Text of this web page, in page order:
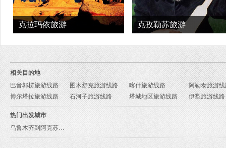
克拉玛依旅游 克孜勒苏旅游
相关目的地
巴音郭楞旅游线路
图木舒克旅游线路 喀什旅游线路
阿勒泰旅游
博尔塔拉旅游线路
石河子旅游线路 塔城地区旅游线路 伊犁旅游线路
热门出发城市
乌鲁木齐到阿克苏地区旅游报价